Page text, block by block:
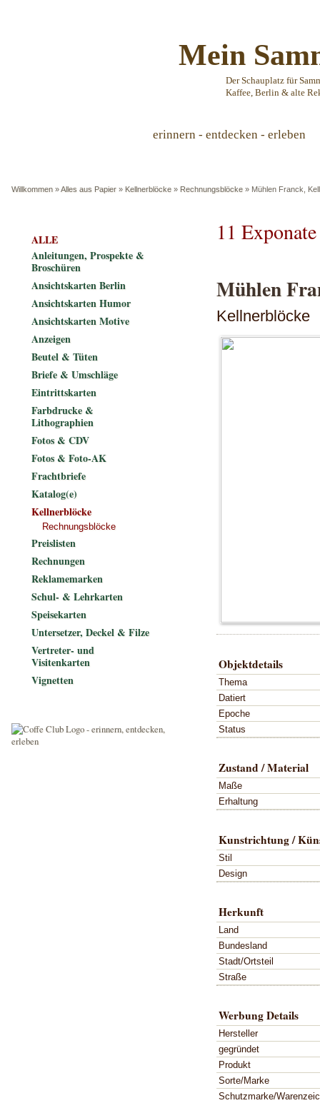
Mein
Der Schauplatz für
Kaffee, Berlin & alte
erinnern - entdecken - erleben
Willkommen »Alles aus Papier » Kellnerblöcke » Rechnungsblöcke » Mühlen Franck,
11
Mühlen
Kellnerblöcke
Objektdetails
Thema
Datiert
Epoche
Status
Zustand / Material
Maße
Erhaltung
Kunstrichtung /
Stil
Design
Herkunft
Land
Bundesland
Stadt/Ortsteil
Straße
Werbung Details
Hersteller
gegründet
Produkt
Sorte/Marke
Schutzmarke/
ALLE
Anleitungen, Prospekte &
Broschüren
Ansichtskarten Berlin
Ansichtskarten Humor
Ansichtskarten Motive
Anzeigen
Beutel & Tüten
Briefe & Umschläge
Eintrittskarten
Farbdrucke &
Lithographien
Fotos & CDV
Fotos & Foto-AK
Frachtbriefe
Katalog(e)
Kellnerblöcke
Rechnungsblöcke
Preislisten
Rechnungen
Reklamemarken
Schul- & Lehrkarten
Speisekarten
Untersetzer, Deckel & Filze
Vertreter- und
Visitenkarten
Vignetten